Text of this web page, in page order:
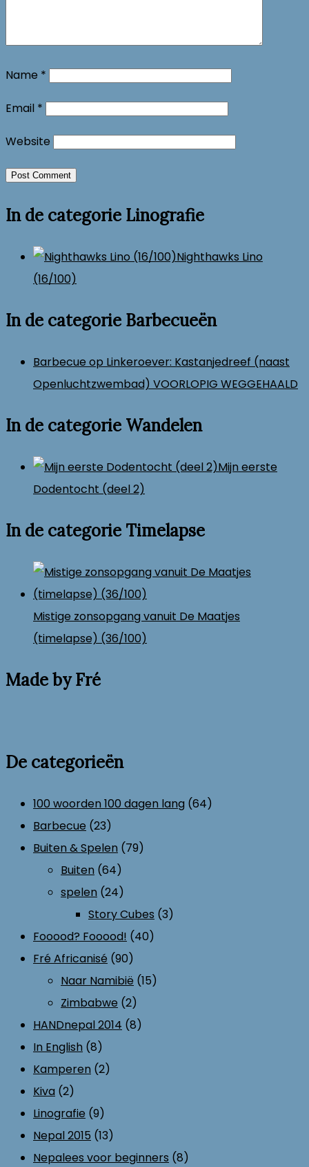
Name *
Email *
Website
In de categorie Linografie
Nighthawks Lino
(16/100)
In de categorie Barbecueën
Barbecue op Linkeroever: Kastanjedreef (naast
Openluchtzwembad) VOORLOPIG WEGGEHAALD
In de categorie Wandelen
Mijn eerste
Dodentocht (deel 2)
In de categorie Timelapse
Mistige zonsopgang vanuit De Maatjes
(timelapse) (36/100)
Made by Fré
De categorieën
100 woorden 100 dagen lang (64)
Barbecue (23)
Buiten & Spelen (79)
Buiten (64)
spelen (24)
Story Cubes (3)
Fooood? Fooood! (40)
Fré Africanisé (90)
Naar Namibië (15)
Zimbabwe (2)
HANDnepal 2014 (8)
In English (8)
Kamperen (2)
Kiva (2)
Linografie (9)
Nepal 2015 (13)
Nepalees voor beginners (8)